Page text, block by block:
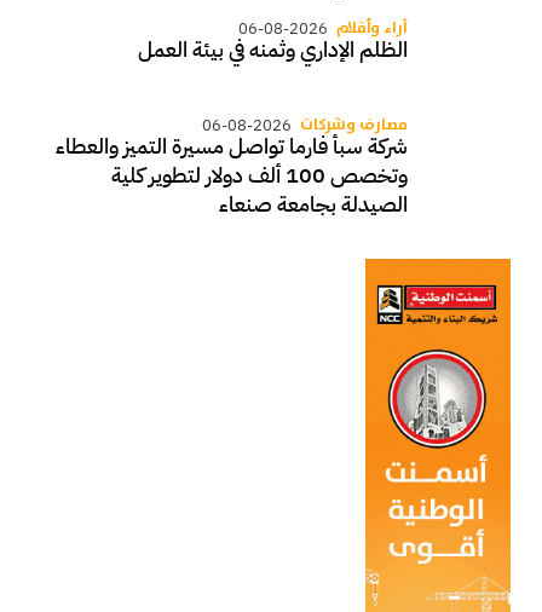
آراء وأقلام 06-08-2026
الظلم الإداري وثمنه في بيئة العمل
مصارف وشركات 06-08-2026
شركة سبأ فارما تواصل مسيرة التميز والعطاء
وتخصص 100 ألف دولار لتطوير كلية
الصيدلة بجامعة صنعاء